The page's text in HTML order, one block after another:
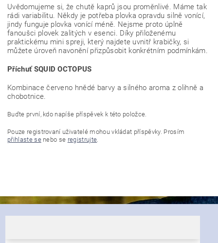
Uvědomujeme si, že chutě kaprů jsou proměnlivé. Máme tak
rádi variabilitu. Někdy je potřeba plovka opravdu silně vonící,
jindy funguje plovka vonící méně. Nejsme proto úplně
fanoušci plovek zalitých v esenci. Díky přiloženému
praktickému mini spreji, který najdete uvnitř krabičky, si
můžete úroveň navonění přizpůsobit konkrétním podmínkám.
Příchuť SQUID OCTOPUS
Kombinace červeno hnědé barvy a silného aroma z olihně a
chobotnice.
Buďte první, kdo napíše příspěvek k této položce.
Pouze registrovaní uživatelé mohou vkládat příspěvky. Prosím
přihlaste senebo se registrujte.